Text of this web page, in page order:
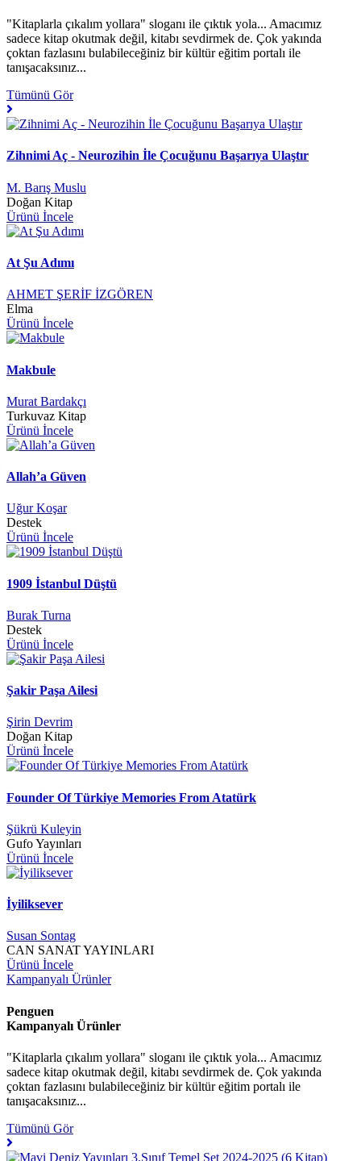
"Kitaplarla çıkalım yollara" sloganı ile çıktık yola... Amacımız
sadece kitap okutmak değil, kitabı sevdirmek de. Çok yakında
çoktan fazlasını bulabileceğiniz bir kültür eğitim portalı ile
tanışacaksınız...
Tümünü Gör
Zihnimi Aç - Neurozihin İle Çocuğunu Başarıya Ulaştır
M. Barış Muslu
Doğan Kitap
Ürünü İncele
At Şu Adımı
AHMET ŞERİF İZGÖREN
Elma
Ürünü İncele
Makbule
Murat Bardakçı
Turkuvaz Kitap
Ürünü İncele
Allah’a Güven
Uğur Koşar
Destek
Ürünü İncele
1909 İstanbul Düştü
Burak Turna
Destek
Ürünü İncele
Şakir Paşa Ailesi
Şirin Devrim
Doğan Kitap
Ürünü İncele
Founder Of Türkiye Memories From Atatürk
Şükrü Kuleyin
Gufo Yayınları
Ürünü İncele
İyiliksever
Susan Sontag
CAN SANAT YAYINLARI
Ürünü İncele
Kampanyalı Ürünler
Penguen
Kampanyalı Ürünler
"Kitaplarla çıkalım yollara" sloganı ile çıktık yola... Amacımız
sadece kitap okutmak değil, kitabı sevdirmek de. Çok yakında
çoktan fazlasını bulabileceğiniz bir kültür eğitim portalı ile
tanışacaksınız...
Tümünü Gör